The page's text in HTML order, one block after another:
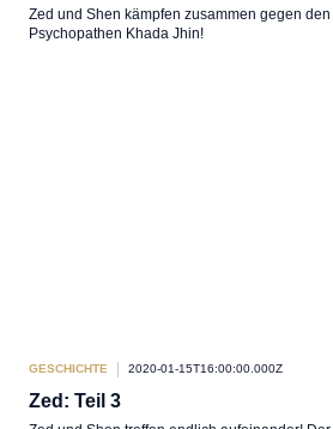
Zed und Shen kämpfen zusammen gegen
Psychopathen Khada Jhin!
GESCHICHTE 2020-01-15T16:00:00.000Z
Zed: Teil 3